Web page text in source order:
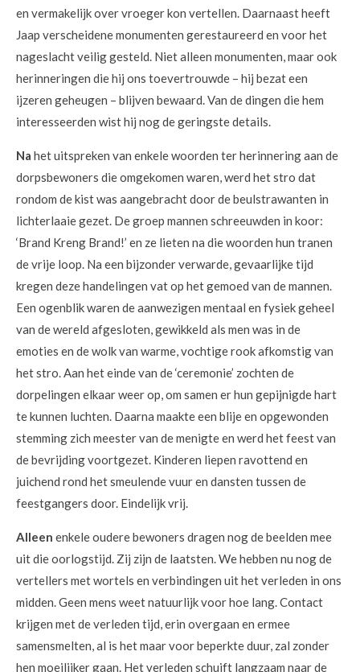
en vermakelijk over vroeger kon vertellen. Daarnaast heeft
Jaap verscheidene monumenten gerestaureerd en voor het
nageslacht veilig gesteld. Niet alleen monumenten, maar ook
herinneringen die hij ons toevertrouwde – hij bezat een
ijzeren geheugen – blijven bewaard. Van de dingen die hem
interesseerden wist hij nog de geringste details.
Na het uitspreken van enkele woorden ter herinnering aan de
dorpsbewoners die omgekomen waren, werd het stro dat
rondom de kist was aangebracht door de beulstrawanten in
lichterlaaie gezet. De groep mannen schreeuwden in koor:
‘Brand Kreng Brand!’ en ze lieten na die woorden hun tranen
de vrije loop. Na een bijzonder verwarde, gevaarlijke tijd
kregen deze handelingen vat op het gemoed van de mannen.
Een ogenblik waren de aanwezigen mentaal en fysiek geheel
van de wereld afgesloten, gewikkeld als men was in de
emoties en de wolk van warme, vochtige rook afkomstig van
het stro. Aan het einde van de ‘ceremonie’ zochten de
dorpelingen elkaar weer op, om samen er hun gepijnigde hart
te kunnen luchten. Daarna maakte een blije en opgewonden
stemming zich meester van de menigte en werd het feest van
de bevrijding voortgezet. Kinderen liepen ravottend en
juichend rond het smeulende vuur en dansten tussen de
feestgangers door. Eindelijk vrij.
Alleen enkele oudere bewoners dragen nog de beelden mee
uit die oorlogstijd. Zij zijn de laatsten. We hebben nu nog de
vertellers met wortels en verbindingen uit het verleden in ons
midden. Geen mens weet natuurlijk voor hoe lang. Contact
krijgen met de verleden tijd, erin overgaan en ermee
samensmelten, al is het maar voor beperkte duur, zal zonder
hen moeilijker gaan. Het verleden schuift langzaam naar de